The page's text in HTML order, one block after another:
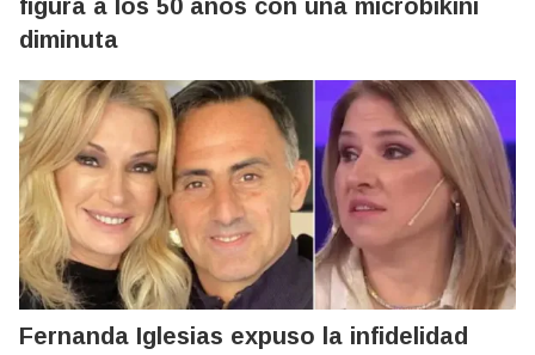
figura a los 50 años con una microbikini
diminuta
Fernanda Iglesias expuso la infidelidad